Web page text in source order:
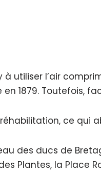
utiliser l’air
1879. Toutefois,
ce qui
des ducs de
Plantes, la Place